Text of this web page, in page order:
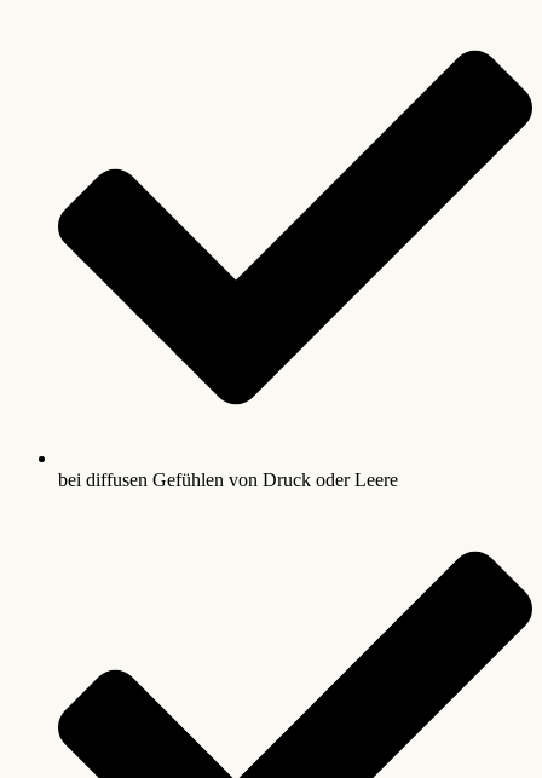
bei diffusen Gefühlen von Druck oder Leere